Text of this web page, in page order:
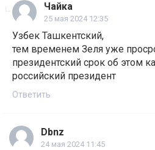
Чайка
25 мая 2024 12:35
Узбек Ташкентский,
тем временем Зеля уже
президентский срок об этом
российский президент
Ответить
Dbnz
24 мая 2024 11:45